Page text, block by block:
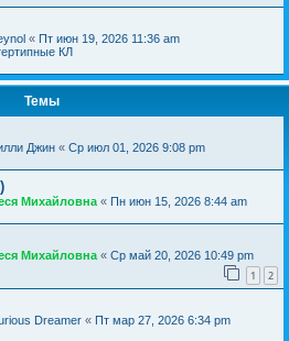
« Пт июн 19, 2026 11:36 am
КЛ
Темы
Джин « Ср июл 01, 2026 9:08 pm
Михайловна « Пн июн 15, 2026 8:44 am
Михайловна « Ср май 20, 2026 10:49 pm
1 2
Dreamer « Пт мар 27, 2026 6:34 pm